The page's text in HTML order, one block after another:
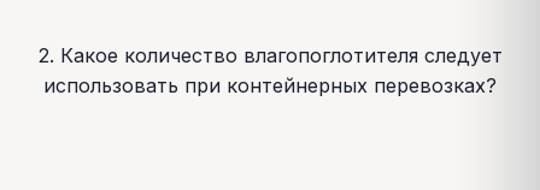
2. Какое количество влагопоглотителя следует
использовать при контейнерных перевозках?